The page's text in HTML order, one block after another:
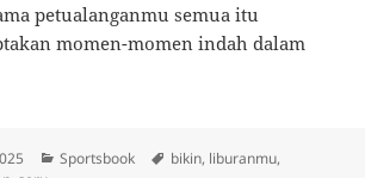
petualanganmu semua itu
momen-momen indah dalam
Categories
Sportsbook Tags
bikin, liburanmu,